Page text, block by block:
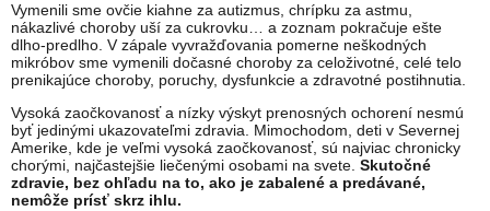
Vymenili sme ovčie kiahne za autizmus, chrípku za astmu,
nákazlivé choroby uší za cukrovku… a zoznam pokračuje ešte
dlho-predlho. V zápale vyvražďovania pomerne neškodných
mikróbov sme vymenili dočasné choroby za celoživotné, celé telo
prenikajúce choroby, poruchy, dysfunkcie a zdravotné postihnutia.
Vysoká zaočkovanosť a nízky výskyt prenosných ochorení nesmú
byť jedinými ukazovateľmi zdravia. Mimochodom, deti v Severnej
Amerike, kde je veľmi vysoká zaočkovanosť, sú najviac chronicky
chorými, najčastejšie liečenými osobami na svete. Skutočné
zdravie, bez ohľadu na to, ako je zabalené a predávané,
nemôže prísť skrz ihlu.